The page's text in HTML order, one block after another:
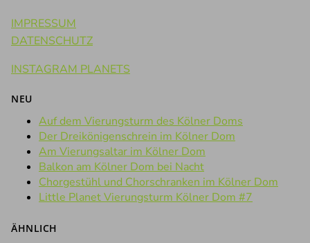
IMPRESSUM
DATENSCHUTZ
INSTAGRAM PLANETS
NEU
Auf dem Vierungsturm des Kölner Doms
Der Dreikönigenschrein im Kölner Dom
Am Vierungsaltar im Kölner Dom
Balkon am Kölner Dom bei Nacht
Chorgestühl und Chorschranken im Kölner Dom
Little Planet Vierungsturm Kölner Dom #7
ÄHNLICH